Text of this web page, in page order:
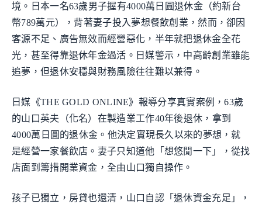
境。日本一名63歲男子握有4000萬日圓退休金（約新台
幣789萬元），背著妻子投入夢想餐飲創業，然而，卻因
客源不足、廣告無效而經營惡化，半年就把退休金全花
光，甚至得靠退休年金過活。日媒警示，中高齡創業雖能
追夢，但退休安穩與財務風險往往難以兼得。
日媒《THE GOLD ONLINE》報導分享真實案例，63歲
的山口英夫（化名）在製造業工作40年後退休，拿到
4000萬日圓的退休金。他決定實現長久以來的夢想，就
是經營一家餐飲店。妻子只知道他「想悠閒一下」，從找
店面到籌措開業資金，全由山口獨自操作。
孩子已獨立，房貸也還清，山口自認「退休資金充足」，